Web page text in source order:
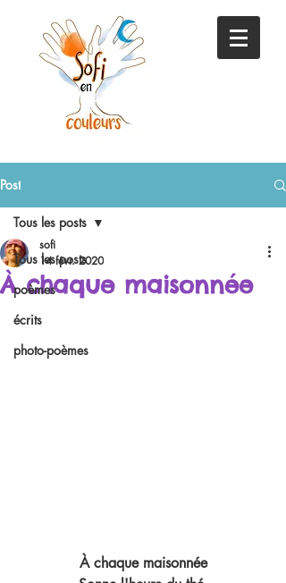
Post
Tous les posts
poèmes
écrits
photo-poèmes
Tous les posts
À chaque maisonnée
sofi
14 févr. 2020
À chaque maisonnée